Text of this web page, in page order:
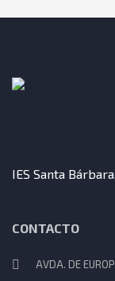
IES Santa
CONTACTO
AVDA. DE